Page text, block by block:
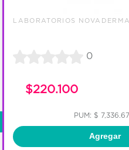
LABORATORIOS
0
$220.100
PUM: $
Agregar